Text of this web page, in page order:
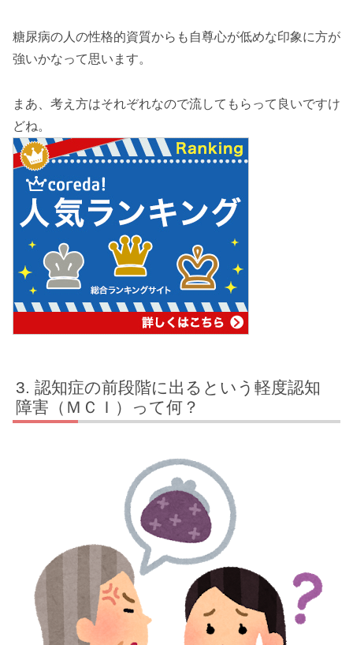
糖尿病の人の性格的資質からも自尊心が低めな印象に方が
強いかなって思います。
まあ、考え方はそれぞれなので流してもらって良いですけ
どね。
認知症の前段階に出るという軽度認知
障害（ＭＣＩ）って何？